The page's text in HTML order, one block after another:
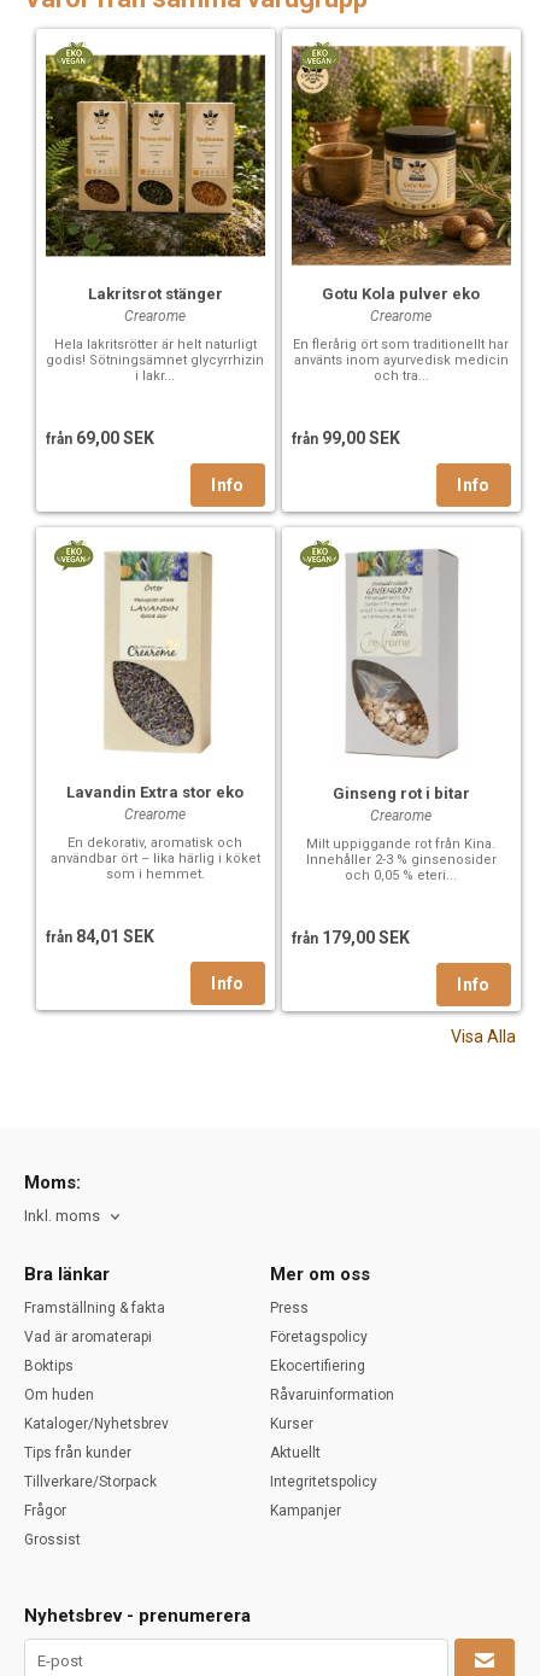
Lakritsrot stänger
Crearome
Hela lakritsrötter är helt naturligt
godis! Sötningsämnet glycyrrhizin
i lakr...
från 69,00 SEK
Gotu Kola pulver eko
Crearome
En flerårig ört som traditionellt har
använts inom ayurvedisk medicin
och tra...
från 99,00 SEK
Lavandin Extra stor eko
Crearome
En dekorativ, aromatisk och
användbar ört – lika härlig i köket
som i hemmet.
från 84,01 SEK
Ginseng rot i bitar
Crearome
Milt uppiggande rot från Kina.
Innehåller 2-3 % ginsenosider
och 0,05 % eteri...
från 179,00 SEK
Visa Alla
Moms:
Inkl. moms
Bra länkar
Framställning & fakta
Vad är aromaterapi
Boktips
Om huden
Kataloger/Nyhetsbrev
Tips från kunder
Tillverkare/Storpack
Frågor
Grossist
Mer om oss
Press
Företagspolicy
Ekocertifiering
Råvaruinformation
Kurser
Aktuellt
Integritetspolicy
Kampanjer
Nyhetsbrev - prenumerera